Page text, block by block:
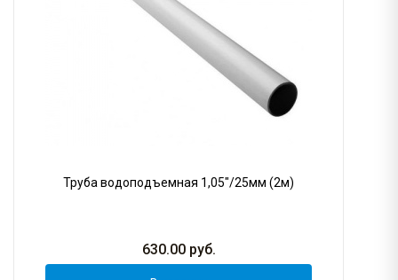
Труба водоподъемная 1,05"/25мм (2м)
630.00руб.